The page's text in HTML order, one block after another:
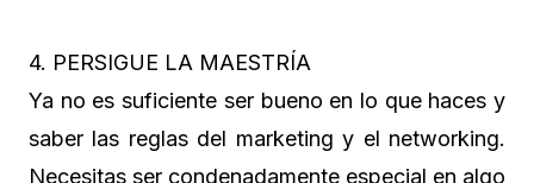
4. PERSIGUE LA MAESTRÍA
Ya no es suficiente ser bueno en lo que haces y
saber las reglas del marketing y el networking.
Necesitas ser condenadamente especial en algo